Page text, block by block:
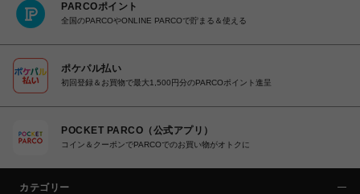
PARCOポイント
全国のPARCOやONLINE PARCOで貯まる＆使える
ポケパル払い
初回登録＆お買物で最大1,500円分のPARCOポイント進呈
POCKET PARCO（公式アプリ）
コイン＆クーポンでPARCOでのお買い物がオトクに
カテゴリー